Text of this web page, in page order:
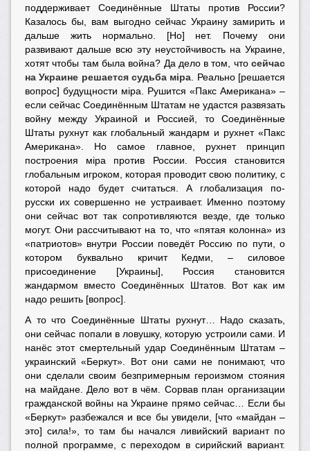
поддерживает Соединённые Штаты против России?
Казалось бы, вам выгодно сейчас Украину замирить и
дальше жить нормально. [Но] нет. Почему они
развивают дальше всю эту неустойчивость на Украине,
хотят чтобы там была война? Да дело в том, что сейчас
на Украине решается судьба мiра
Реально [решается
вопрос] будущности мiра. Рушится «Пакс Американа» –
если сейчас Соединённым Штатам не удастся развязать
войну между Украиной и Россией, то Соединённые
Штаты рухнут как глобальный жандарм и рухнет «Пакс
Американа». Но самое главное, рухнет принцип
построения мiра против России. Россия становится
глобальным игроком, которая проводит свою политику, с
которой надо будет считаться. А глобализация по-
русски их совершенно не устраивает. Именно поэтому
они сейчас вот так сопротивляются везде, где только
могут. Они рассчитывают на то, что «пятая колонна» из
«патриотов» внутри России поведёт Россию по пути, о
котором буквально кричит Кедми, – силовое
присоединение [Украины], Россия становится
жандармом вместо Соединённых Штатов. Вот как им
надо решить [вопрос].
А то что Соединённые Штаты рухнут… Надо сказать,
они сейчас попали в ловушку, которую устроили сами. И
нанёс этот смертельный удар Соединённым Штатам –
украинский «Беркут». Вот они сами не понимают, что
они сделали своим безпримерным героизмом стояния
на майдане. Дело вот в чём. Сорвав план организации
гражданской войны на Украине прямо сейчас… Если бы
«Беркут» разбежался и все бы увидели, [что «майдан –
это] сила!», то там бы начался ливийский вариант по
полной программе, с переходом в сирийский вариант.